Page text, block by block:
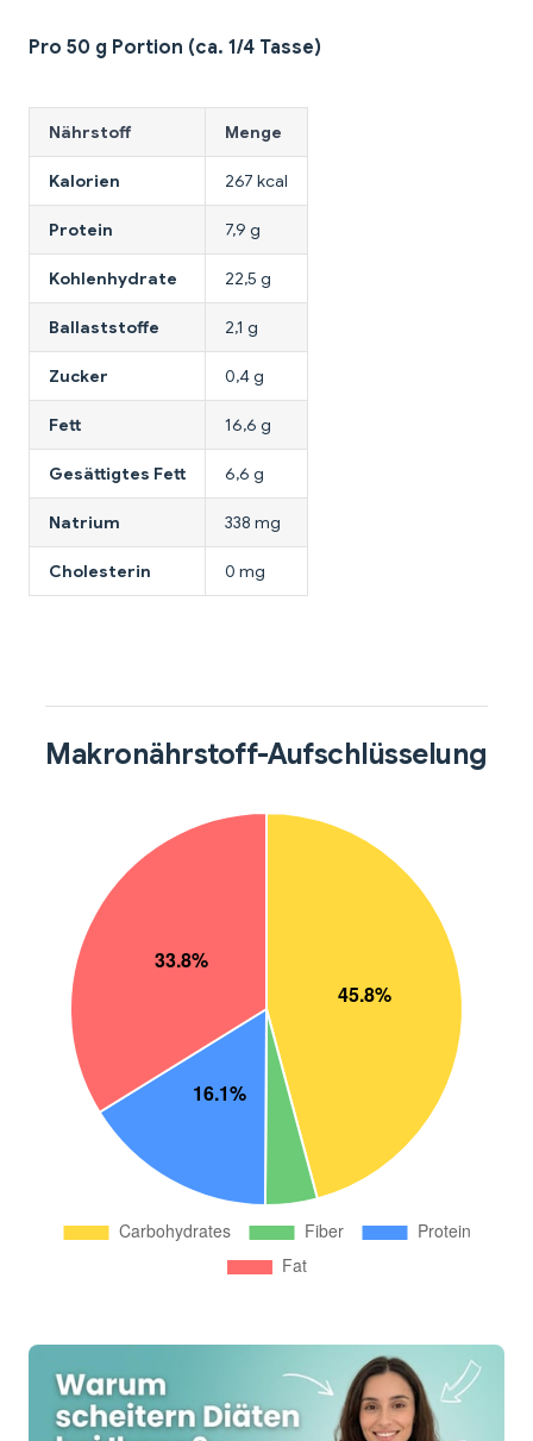
Pro 50 g Portion (ca. 1/4 Tasse)
Nährstoff Menge
Kalorien 267 kcal
Protein 7,9 g
Kohlenhydrate 22,5 g
Ballaststoffe 2,1 g
Zucker 0,4 g
Fett 16,6 g
Gesättigtes Fett 6,6 g
Natrium 338 mg
Cholesterin 0 mg
Makronährstoff-Aufschlüsselung